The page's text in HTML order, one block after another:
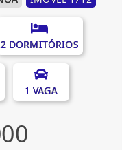
2 DORMITÓRIOS
1 VAGA